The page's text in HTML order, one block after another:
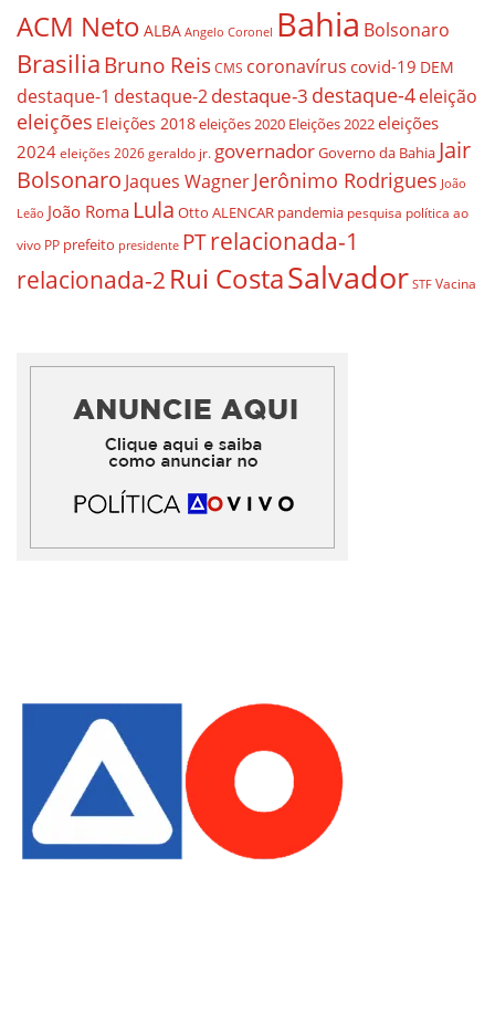
ACM Neto ALBA Angelo Coronel Bahia Bolsonaro
BrasiliaBruno ReisCMS coronavírus covid-19 DEM
destaque-1 destaque-2destaque-3 destaque-4eleição
eleições Eleições 2018eleições 2020 Eleições 2022eleições
2024 eleições 2026 geraldo jr. governadorGoverno da Bahia Jair
Bolsonaro Jaques WagnerJerônimo Rodrigues João
Leão João Roma Lula Otto ALENCAR pandemia pesquisa política ao
vivo PP prefeito presidente PTrelacionada-1
relacionada-2 Rui CostaSalvador STF Vacina